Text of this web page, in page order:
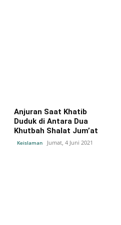
Anjuran Saat Khatib
Duduk di Antara Dua
Khutbah Shalat Jum’at
Keislaman Jumat, 4 Juni 2021